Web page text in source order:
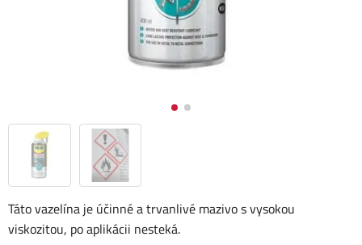
Táto vazelína je účinné a trvanlivé mazivo s vysokou
viskozitou, po aplikácii nesteká.